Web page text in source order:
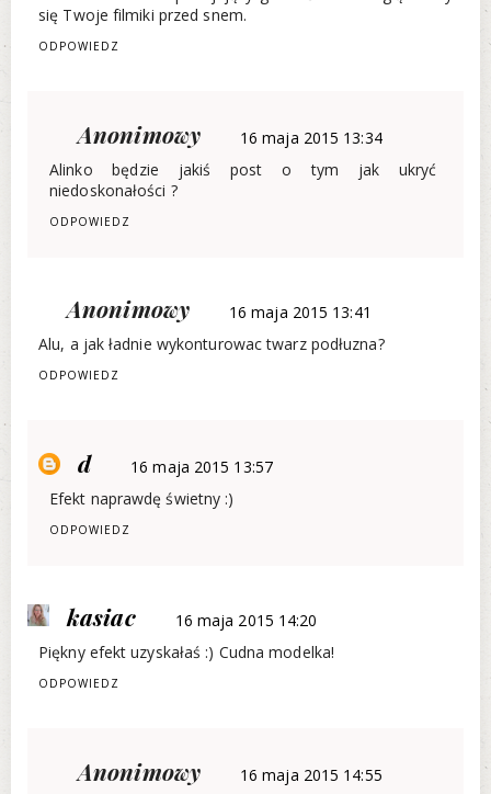
się Twoje filmiki przed snem.
ODPOWIEDZ
Anonimowy
16 maja 2015 13:34
Alinko będzie jakiś post o tym jak ukryć
niedoskonałości ?
ODPOWIEDZ
Anonimowy
16 maja 2015 13:41
Alu, a jak ładnie wykonturowac twarz podłuzna?
ODPOWIEDZ
d
16 maja 2015 13:57
Efekt naprawdę świetny :)
ODPOWIEDZ
kasiac
16 maja 2015 14:20
Piękny efekt uzyskałaś :) Cudna modelka!
ODPOWIEDZ
Anonimowy
16 maja 2015 14:55